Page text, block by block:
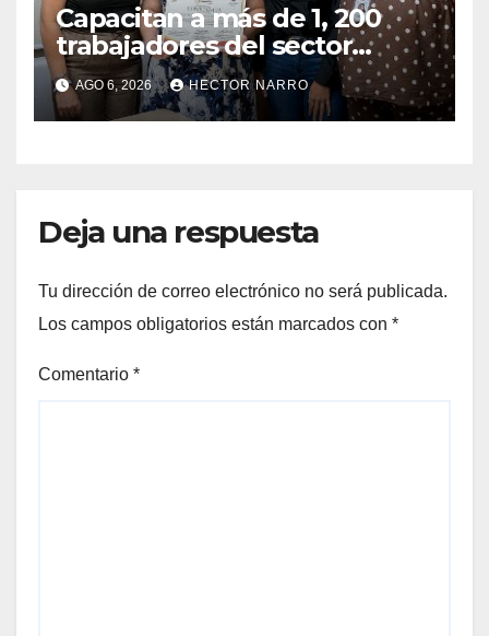
Capacitan a más de 1, 200
trabajadores del sector
hotelero en derechos
humanos y respeto laboral
en Los Cabos
AGO 6, 2026 HECTOR NARRO
Deja una respuesta
Tu dirección de correo electrónico no será publicada.
Los campos obligatorios están marcados con *
Comentario *